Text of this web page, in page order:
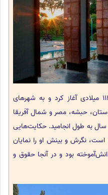
سعدی جهانگردی خود را در سال 1126 میلادی آغاز کرد و به شهرهای
حبشه، مصر و شمال آفریقا
به طول انجامید. حکایت‌هایی
نگرش و بینش او را نمایان
بود و در آنجا حقوق و